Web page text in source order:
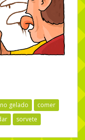
gelado
comer
sorvete